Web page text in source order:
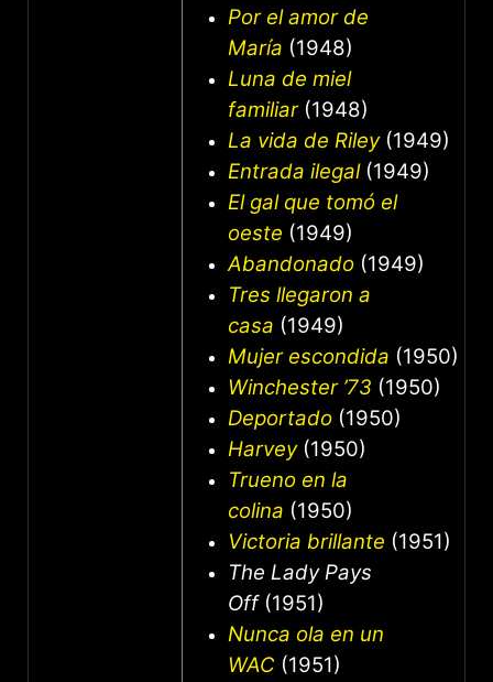
Por el amor de
María (1948)
Luna de miel
familiar(1948)
La vida de Riley(1949)
Entrada ilegal(1949)
El gal que tomó el
oeste (1949)
Abandonado (1949)
Tres llegaron a
casa (1949)
Mujer escondida (1950)
Winchester ’73 (1950)
Deportado (1950)
Harvey(1950)
Trueno en la
colina (1950)
Victoria brillante (1951)
The Lady Pays
Off(1951)
Nunca ola en un
WAC (1951)